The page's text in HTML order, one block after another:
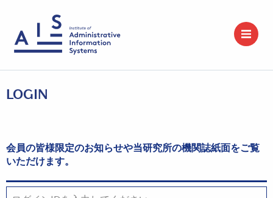
LOGIN
会員の皆様限定のお知らせや当研究所の機関誌紙面をご覧
いただけます。